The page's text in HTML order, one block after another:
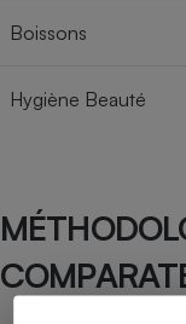
Boissons
Hygiène Beauté